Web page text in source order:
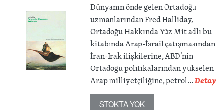
Dünyanın önde gelen Ortadoğu
uzmanlarından Fred Halliday,
Ortadoğu Hakkında Yüz Mit adlı bu
kitabında Arap-İsrail çatışmasından
İran-Irak ilişkilerine, ABD’nin
Ortadoğu politikalarından yükselen
Arap milliyetçiliğine, petrol…Detay
STOKTA YOK